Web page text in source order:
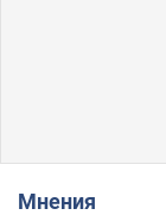
Мнения